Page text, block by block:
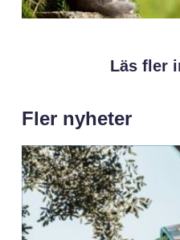
Läs fler
Fler nyheter